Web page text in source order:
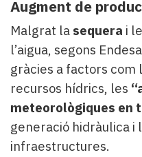
Augment de
Malgrat la sequera i
l’aigua, segons
gràcies a factors com
recursos hídrics, les
meteorològiques en
generació hidràulica i
infraestructures.